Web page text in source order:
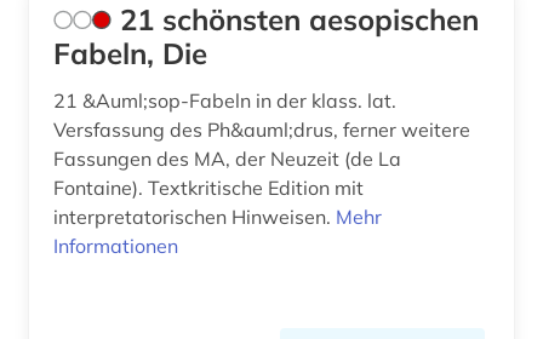
automatische sprachanalyse (1)
autor (9)
avantgarde (1)
avestisch (1)
Suedamerika (2)
Suedasien (4)
Suedostasien (1)
Suedosteuropa (2)
21 schönsten aesopischen
Fabeln, Die
21 &Auml;sop-Fabeln in der klass. lat.
Versfassung des Ph&auml;drus, ferner weitere
Fassungen des MA, der Neuzeit (de La
Fontaine). Textkritische Edition mit
interpretatorischen Hinweisen. Mehr
Informationen